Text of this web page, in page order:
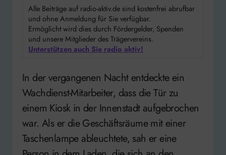
Alle Beiträge auf radio-aktiv.de sind kostenfrei abrufbar
und ohne Anmeldung für Sie verfügbar.
Ermöglicht wird dies durch Fördergelder, Spenden
und unsere Mitglieder des Trägervereins.
Unterstützen auch Sie radio aktiv!
In der vergangenen Nacht entdeckte ein
Wachdienst-Mitarbeiter, dass die Tür zu
einem Kiosk in der Innenstadt aufgebrochen
war. Als er die Geschäftsräume mit einer
Taschenlampe ableuchtete, sah er eine